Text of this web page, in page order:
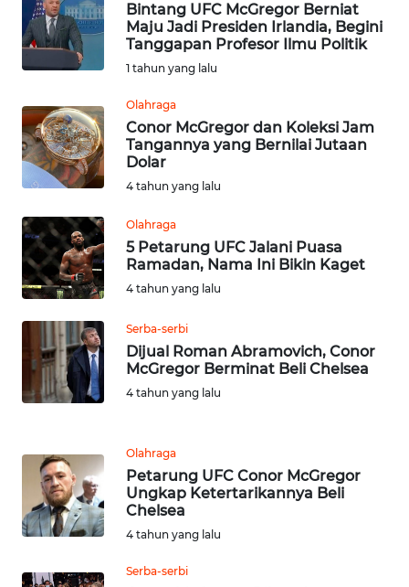
Bintang UFC McGregor Berniat
Maju Jadi Presiden Irlandia, Begini
Tanggapan Profesor Ilmu Politik
1 tahun yang lalu
Olahraga
Conor McGregor dan Koleksi Jam
Tangannya yang Bernilai Jutaan
Dolar
4 tahun yang lalu
Olahraga
5 Petarung UFC Jalani Puasa
Ramadan, Nama Ini Bikin Kaget
4 tahun yang lalu
Serba-serbi
Dijual Roman Abramovich, Conor
McGregor Berminat Beli Chelsea
4 tahun yang lalu
Olahraga
Petarung UFC Conor McGregor
Ungkap Ketertarikannya Beli
Chelsea
4 tahun yang lalu
Serba-serbi
OPINI
Informasi
INDEKS
BERITA
KONTAK
KAMI
INFO
IKLAN
KAMI
PEDOMAN
MEDIA
REDAKSI
KARIR